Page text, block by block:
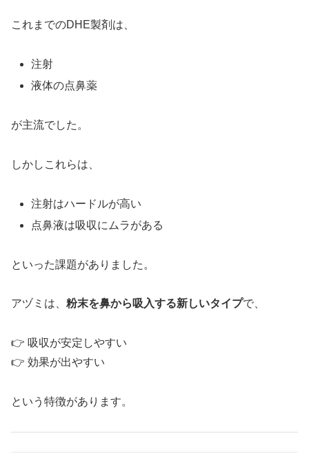
これまでのDHE製剤は、
注射
液体の点鼻薬
が主流でした。
しかしこれらは、
注射はハードルが高い
点鼻液は吸収にムラがある
といった課題がありました。
アヅミは、 粉末を鼻から吸入する新しいタイプで、
👉 吸収が安定しやすい
👉 効果が出やすい
という特徴があります。